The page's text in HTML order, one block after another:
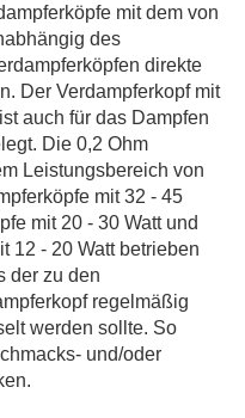
mit dem von
des
direkte
Der Verdampferkopf mit
auch für das Dampfen
Die 0,2 Ohm
Leistungsbereich von
mit 32 - 45
mit 20 - 30 Watt und
12 - 20 Watt betrieben
der zu den
regelmäßig
werden sollte. So
und/oder